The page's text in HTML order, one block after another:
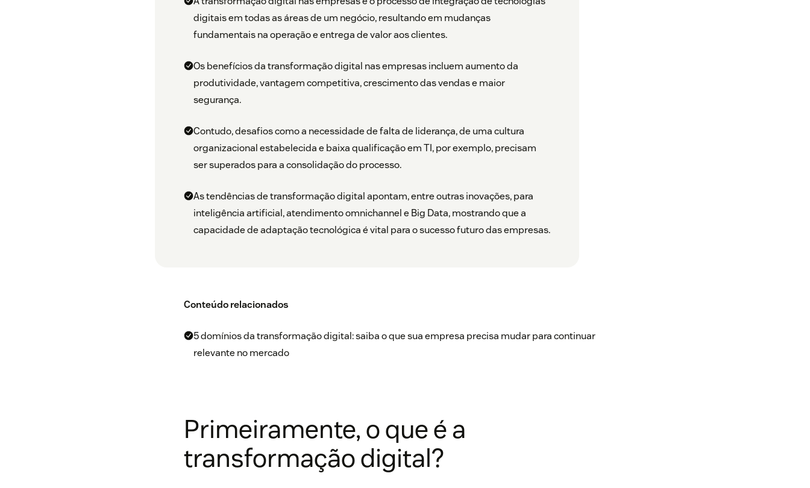
digitais em todas as áreas de um negócio, resultando em mudanças
fundamentais na operação e entrega de valor aos clientes.
Os benefícios da transformação digital nas empresas incluem aumento da
produtividade, vantagem competitiva, crescimento das vendas e maior
segurança.
Contudo, desafios como a necessidade de falta de liderança, de uma cultura
organizacional estabelecida e baixa qualificação em TI, por exemplo, precisam
ser superados para a consolidação do processo.
As tendências de transformação digital apontam, entre outras inovações, para
inteligência artificial, atendimento omnichannel e Big Data, mostrando que a
capacidade de adaptação tecnológica é vital para o sucesso futuro das empresas.
Conteúdo relacionados
5 domínios da transformação digital: saiba o que sua empresa precisa mudar para continuar
relevante no mercado
Primeiramente, o que é a
transformação digital?